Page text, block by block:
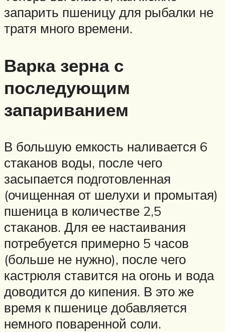
запарить пшеницу для рыбалки не
тратя много времени.
Варка зерна с
последующим
запариванием
В большую емкость наливается 6
стаканов воды, после чего
засыпается подготовленная
(очищенная от шелухи и промытая)
пшеница в количестве 2,5
стаканов. Для ее настаивания
потребуется примерно 5 часов
(больше не нужно), после чего
кастрюля ставится на огонь и вода
доводится до кипения. В это же
время к пшенице добавляется
немного поваренной соли.